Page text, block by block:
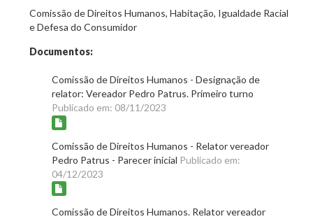
Comissão de Direitos Humanos, Habitação, Igualdade Racial
e Defesa do Consumidor
Documentos:
Comissão de Direitos Humanos - Designação de
relator: Vereador Pedro Patrus. Primeiro turno
Publicado em: 08/11/2023
Comissão de Direitos Humanos - Relator vereador
Pedro Patrus - Parecer inicial Publicado em:
04/12/2023
Comissão de Direitos Humanos. Relator vereador